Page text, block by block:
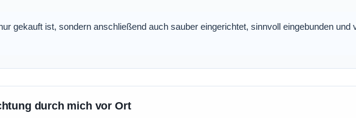
gekauft ist, sondern anschließend auch sauber eingerichtet, sinnvoll eingebunden und
durch mich vor Ort